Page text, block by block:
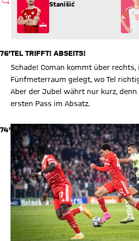
AUSWECHSLUNGStanišić
76'TEL TRIFFT! ABSEITS!
Schade! Coman kommt über rechts,
Fünfmeterraum gelegt, wo Tel
Aber der Jubel währt nur kurz, denn
ersten Pass im Absatz.
74'